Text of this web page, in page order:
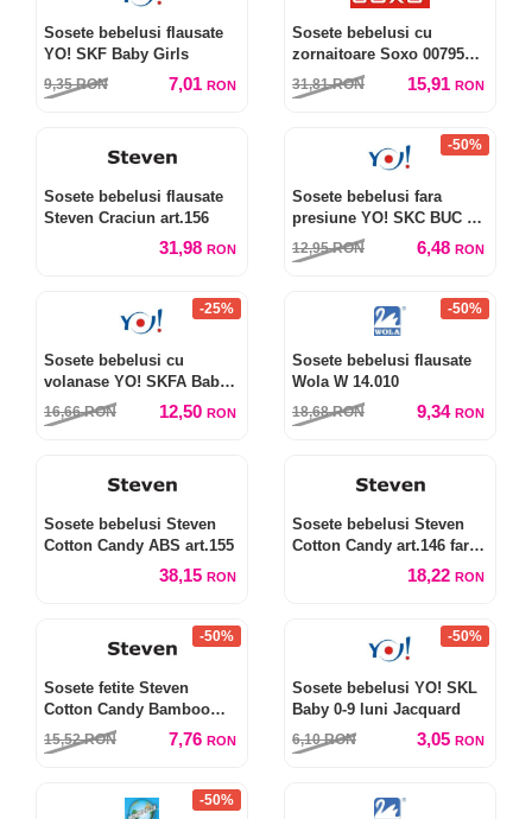
Sosete bebelusi flausate
YO! SKF Baby Girls
9,35RON 7,01 RON
Sosete bebelusi cu
zornaitoare Soxo 00795
Premium
31,81RON 15,91 RON
Sosete bebelusi flausate
Steven Craciun art.156
31,98 RON
-50%
Sosete bebelusi fara
presiune YO! SKC BUC 0-9
luni
12,95RON 6,48 RON
-25%
Sosete bebelusi cu
volanase YO! SKFA Baby
0-9 luni
16,66RON 12,50 RON
-50%
Sosete bebelusi flausate
Wola W 14.010
18,68RON 9,34 RON
Sosete bebelusi Steven
Cotton Candy ABS art.155
38,15 RON
Sosete bebelusi Steven
Cotton Candy art.146 fara
18,22 RON
-50%
Sosete fetite Steven
Cotton Candy Bamboo
art.145
15,52RON 7,76 RON
-50%
Sosete bebelusi YO! SKL
Baby 0-9 luni Jacquard
6,10RON 3,05 RON
-50%